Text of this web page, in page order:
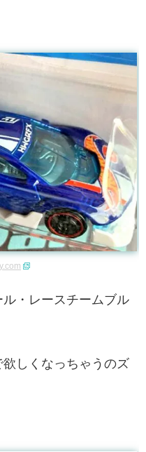
・レースチームブル
しくなっちゃうのズ